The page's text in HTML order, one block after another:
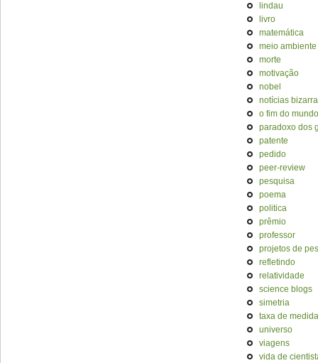
lindau
livro
matemática
meio ambiente
morte
motivação
nobel
notícias
o fim do mundo
paradoxo dos
patente
pedido
peer-review
pesquisa
poema
politica
prêmio
professor
projetos de
refletindo
relatividade
science blogs
simetria
taxa de medida
universo
viagens
vida de